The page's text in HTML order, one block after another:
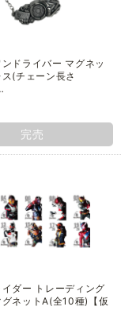
ドライバー マグネッ
ス(チェーン長さ
完売
ダー トレーディング
ネットA(全10種)【仮